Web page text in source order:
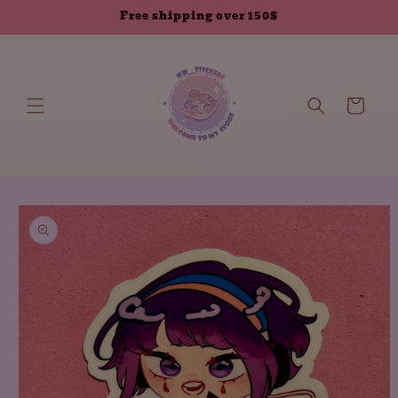
Free shipping over 150$
العربة
انتقل إلى
معلومات
المنتج